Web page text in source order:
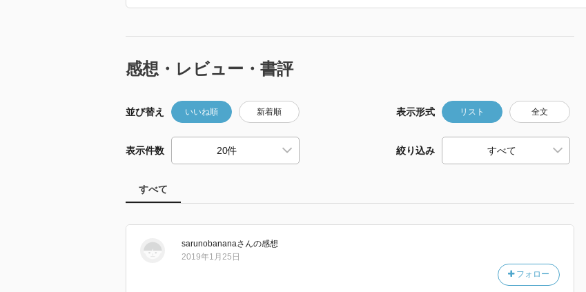
感想・レビュー・書評
並び替え いいね順 新着順 表示形式 リスト 全文
表示件数 絞り込み
すべて
sarunobananaさんの感想
フォロー
2019年1月25日